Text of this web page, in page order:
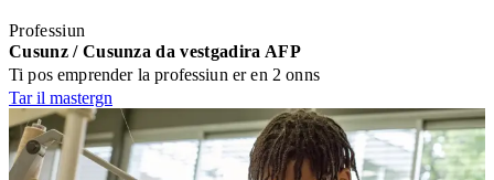
Professiun
Cusunz / Cusunza da vestgadira AFP
Ti pos emprender la professiun er en 2 onns
Tar il mastergn